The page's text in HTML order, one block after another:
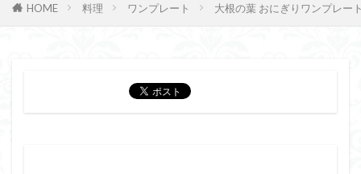
HOME 料理 ワンプレート 大根の葉 おにぎりワンプレー